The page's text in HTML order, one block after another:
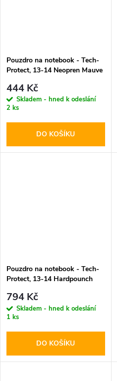
Pouzdro na notebook - Tech-
Protect, 13-14 Neopren Mauve
444 Kč
Skladem - hned k odeslání
2 ks
DO KOŠÍKU
Pouzdro na notebook - Tech-
Protect, 13-14 Hardpounch
794 Kč
Skladem - hned k odeslání
1 ks
DO KOŠÍKU